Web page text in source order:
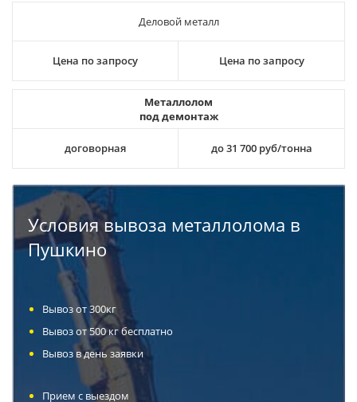
Деловой металл
Цена по запросу Цена по запросу
Металлолом
под демонтаж
договорная до 31 700 руб/тонна
Условия вывоза металлолома в
Пушкино
Вывоз от 300кг
Вывоз от 500 кг бесплатно
Вывоз в день заявки
Прием с выездом